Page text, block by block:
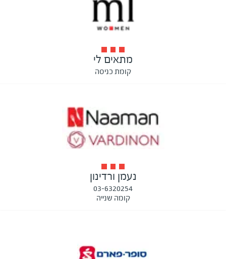
מתאים לי
קומת כניסה
נעמן ורדינון
03-6320254
קומה שנייה